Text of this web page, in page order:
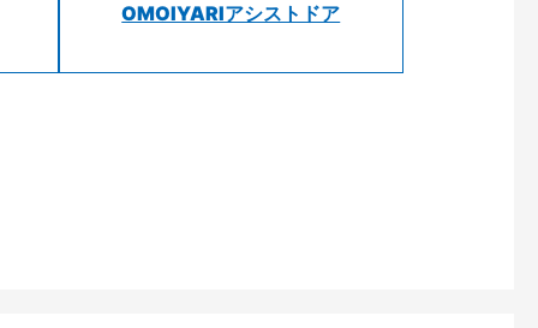
OMOIYARIアシストドア